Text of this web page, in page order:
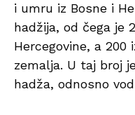
i umru iz Bosne i
hadžija, od čega je
Hercegovine, a 200
zemalja. U taj broj
hadža, odnosno